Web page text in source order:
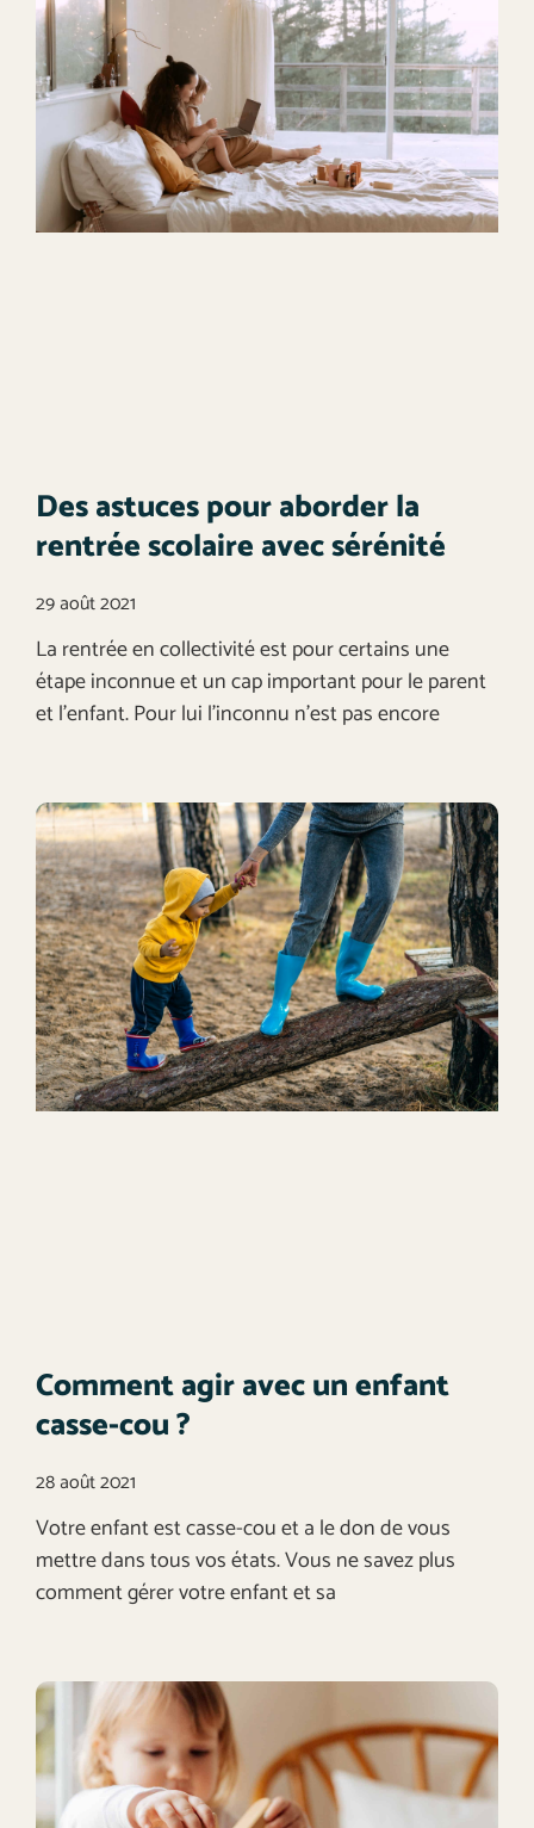
Des astuces pour aborder la
rentrée scolaire avec sérénité
29 août 2021
La rentrée en collectivité est pour certains une
étape inconnue et un cap important pour le parent
et l’enfant. Pour lui l’inconnu n’est pas encore
Comment agir avec un enfant
casse-cou ?
28 août 2021
Votre enfant est casse-cou et a le don de vous
mettre dans tous vos états. Vous ne savez plus
comment gérer votre enfant et sa